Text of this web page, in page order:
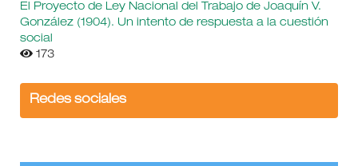
El Proyecto de Ley Nacional del Trabajo de Joaquín V.
González (1904). Un intento de respuesta a la cuestión
social
173
Redes sociales